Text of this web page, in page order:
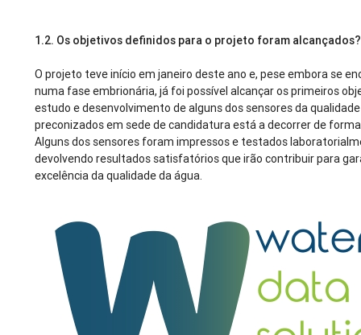
1.2. Os objetivos definidos para o projeto foram alcançados?
O projeto teve início em janeiro deste ano e, pese embora se
numa fase embrionária, já foi possível alcançar os primeiros
estudo e desenvolvimento de alguns dos sensores da
preconizados em sede de candidatura está a decorrer de
Alguns dos sensores foram impressos e testados
devolvendo resultados satisfatórios que irão contribuir para
excelência da qualidade da água.